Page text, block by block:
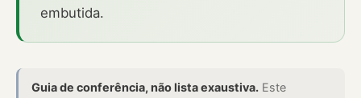
embutida.
Guia de conferência, não lista exaustiva. Este